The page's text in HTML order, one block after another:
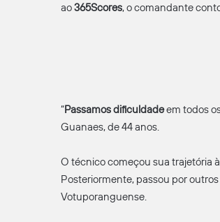
ao365Scores, o comandante
“Passamos dificuldadeem todos
Guanaes, de 44 anos.
O técnico começou sua trajetória
Posteriormente, passou por
Votuporanguense.